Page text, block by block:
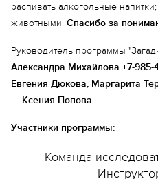
распивать алкогольные
животными. Спасибо за
Руководитель программы
Александра Михайлова +7-985-
Евгения Дюкова, Маргарита
— Ксения Попова.
Участники программы:
Команда